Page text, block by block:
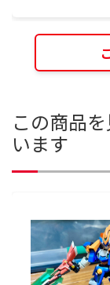
この商品
います